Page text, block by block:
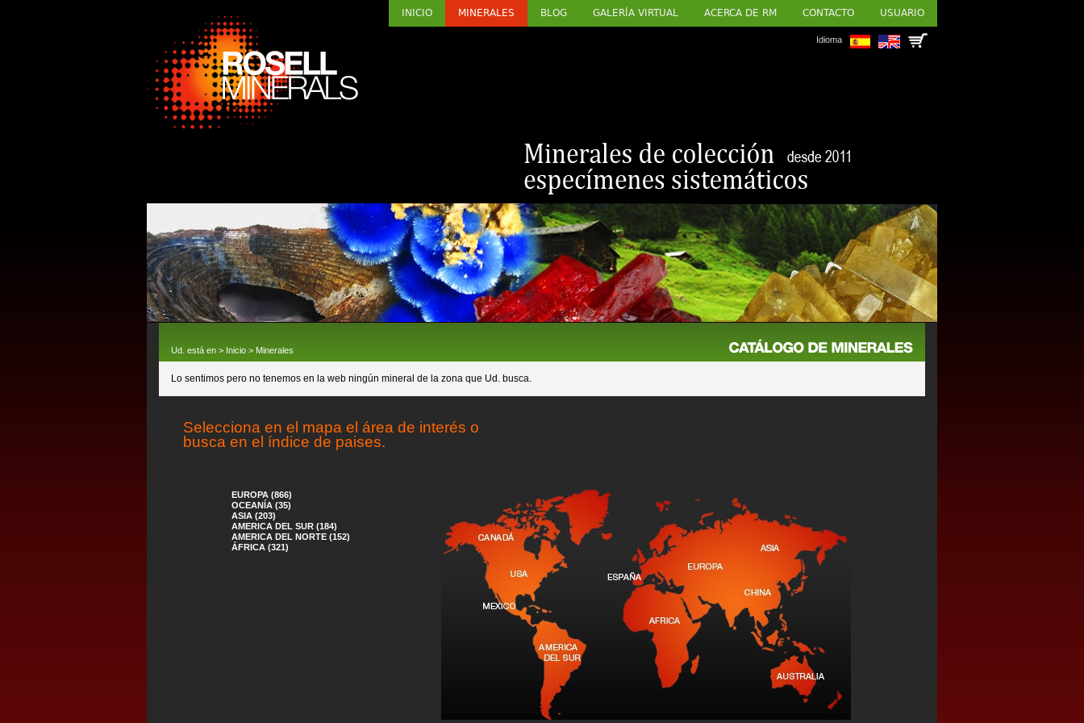
INICIO MINERALES BLOG GALERÍA VIRTUAL ACERCA DE RM CONTACTO USUARIO
Idioma
Ud. está en > Inicio > Minerales
Lo sentimos pero no tenemos en la web ningún mineral de la zona que Ud. busca.
Selecciona en el mapa el área de interés o
busca en el índice de paises.
EUROPA (866)
OCEANÍA (35)
ASIA (203)
AMERICA DEL SUR (184)
AMERICA DEL NORTE (152)
ÁFRICA (321)